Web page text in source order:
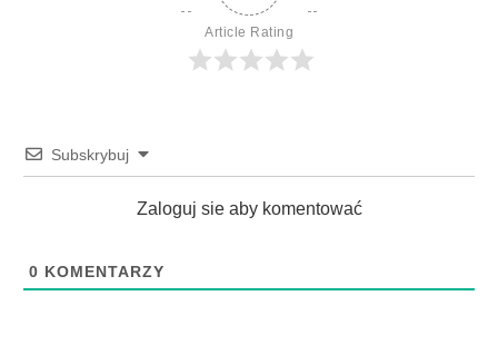
Article Rating
Subskrybuj
Zaloguj sie aby komentować
0 KOMENTARZY